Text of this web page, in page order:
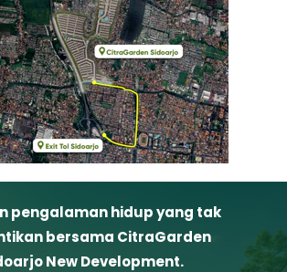
pengalaman hidup yang tak
bersama CitraGarden
New Development.